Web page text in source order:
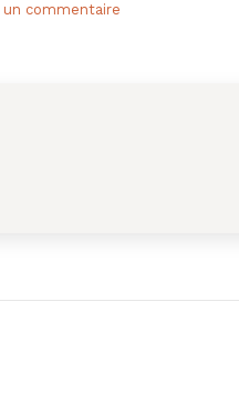
un commentaire